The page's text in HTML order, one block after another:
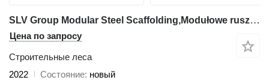
SLV Group Modular Steel Scaffolding,Modułowe rusztowanie stalowe, Modulini
Цена по запросу
Строительные леса
2022
Состояние новый